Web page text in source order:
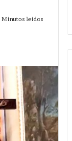
Minutos leidos